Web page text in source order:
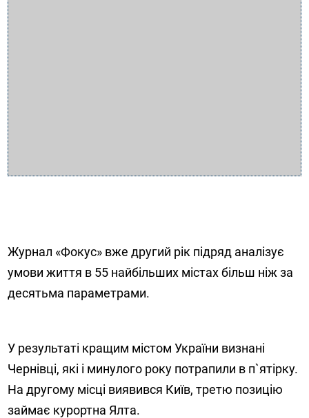
Журнал «Фокус» вже другий рік підряд аналізує
умови життя в 55 найбільших містах більш ніж за
десятьма параметрами.
У результаті кращим містом України визнані
Чернівці, які і минулого року потрапили в п`ятірку.
На другому місці виявився Київ, третю позицію
займає курортна Ялта.